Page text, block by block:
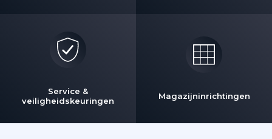
Service &
veiligheidskeuringen
Magazijninrichtingen